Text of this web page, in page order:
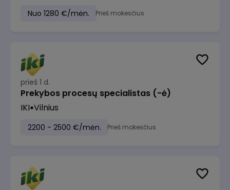
Nuo 1280 €/mėn. Prieš mokesčius
prieš 1 d.
Prekybos procesų specialistas (-ė)
IKI Vilnius
2200 - 2500 €/mėn. Prieš mokesčius